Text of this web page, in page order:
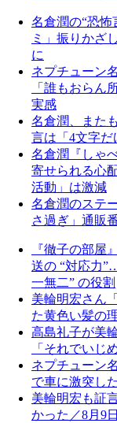
名倉潤の“恐怖
ミ」振りかざ
に
ネプチューン
「誰もおらん
実感
名倉潤、また
言は「4文字
名倉潤『しゃ
寄せられる心
活動」は激減
名倉潤のステ
さ過ぎ」通販
『徹子の部屋
送の “対応力
一無二” の役割
美輪明宏さん
た黄色い髪の
高島礼子が美
「それでいじ
ネプチューン
で車に激突し
美輪明宏も証
かった／8月9